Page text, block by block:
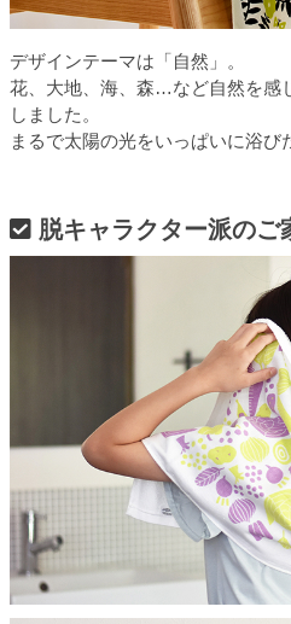
デザインテーマは「自然」。
花、大地、海、森…など自然を感
しました。
まるで太陽の光をいっぱいに浴び
脱キャラクター派のご